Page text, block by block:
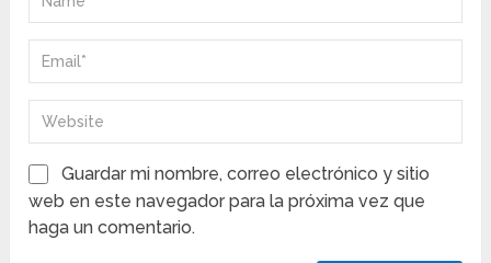
Guardar mi nombre, correo electrónico y sitio
web en este navegador para la próxima vez que
haga un comentario.